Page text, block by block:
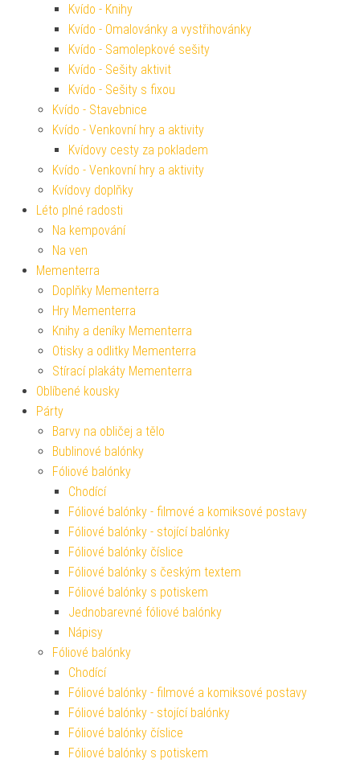
Kvído - Knihy
Kvído - Omalovánky a vystřihovánky
Kvído - Samolepkové sešity
Kvído - Sešity aktivit
Kvído - Sešity s fixou
Kvído - Stavebnice
Kvído - Venkovní hry a aktivity
Kvídovy cesty za pokladem
Kvído - Venkovní hry a aktivity
Kvídovy doplňky
Léto plné radosti
Na kempování
Na ven
Mementerra
Doplňky Mementerra
Hry Mementerra
Knihy a deníky Mementerra
Otisky a odlitky Mementerra
Stírací plakáty Mementerra
Oblíbené kousky
Párty
Barvy na obličej a tělo
Bublinové balónky
Fóliové balónky
Chodící
Fóliové balónky - filmové a komiksové postavy
Fóliové balónky - stojící balónky
Fóliové balónky číslice
Fóliové balónky s českým textem
Fóliové balónky s potiskem
Jednobarevné fóliové balónky
Nápisy
Fóliové balónky
Chodící
Fóliové balónky - filmové a komiksové postavy
Fóliové balónky - stojící balónky
Fóliové balónky číslice
Fóliové balónky s potiskem